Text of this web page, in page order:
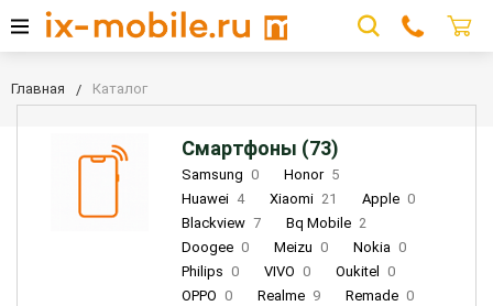
Главная Каталог
Смартфоны (73)
Samsung 0 Honor 5
Huawei 4 Xiaomi 21 Apple 0
Blackview 7 Bq Mobile 2
Doogee 0 Meizu 0 Nokia 0
Philips 0 VIVO 0 Oukitel
0
OPPO 0 Realme 9 Remade 0